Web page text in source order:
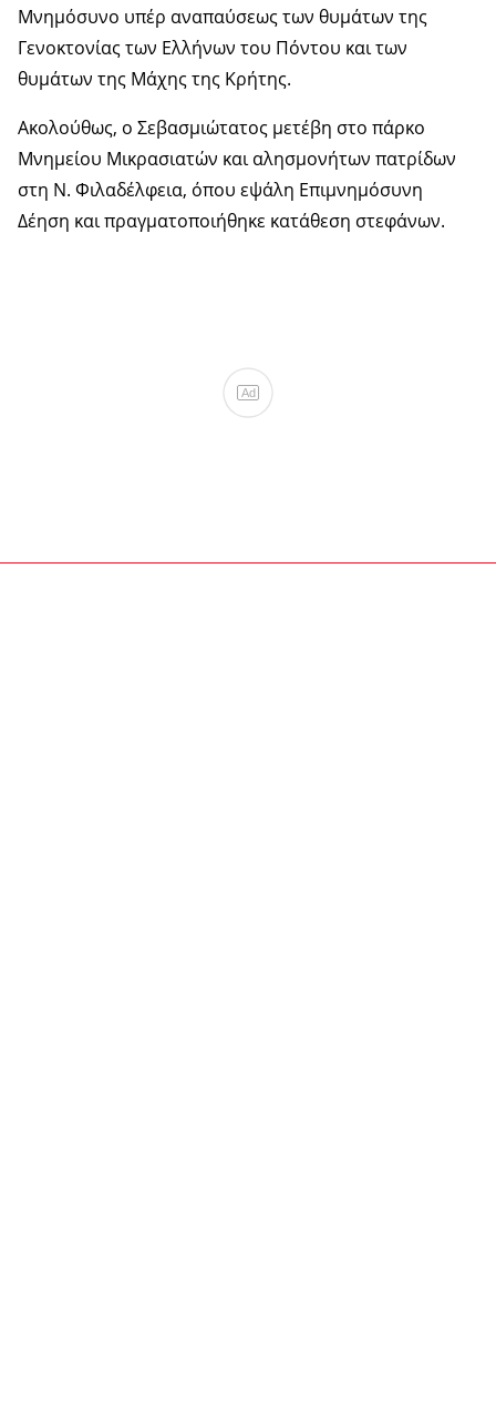
Μνημόσυνο υπέρ αναπαύσεως των θυμάτων της
Γενοκτονίας των Ελλήνων του Πόντου και των
θυμάτων της Μάχης της Κρήτης.
Ακολούθως, ο Σεβασμιώτατος μετέβη στο πάρκο
Μνημείου Μικρασιατών και αλησμονήτων πατρίδων
στη Ν. Φιλαδέλφεια, όπου εψάλη Επιμνημόσυνη
Δέηση και πραγματοποιήθηκε κατάθεση στεφάνων.
Ad